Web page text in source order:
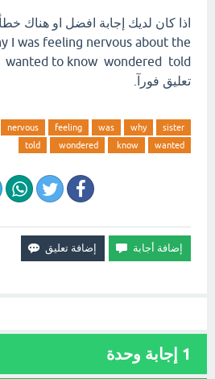
اذا كان لديك إجابة افضل او هناك
I was feeling nervous about the
تعليق فورآ.
sister
why
was
feeling
nervous
wanted
know
wondered
told
1 إجابة وحدة